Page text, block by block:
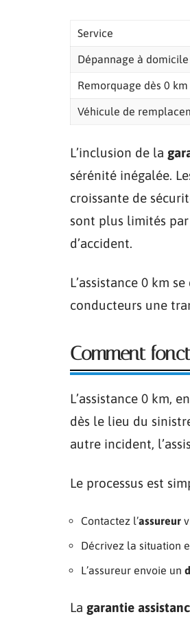
Service
Dépannage à domicile
Remorquage dès 0 km
Véhicule de
L’inclusion de la
sérénité inégalée.
croissante de
sont plus limités par
d’accident.
L’assistance 0 km
conducteurs une
Comment
L’assistance 0 km,
dès le lieu du
autre incident,
Le processus est
Contactez l’assureur
Décrivez la situation
L’assureur envoie un
La garantie